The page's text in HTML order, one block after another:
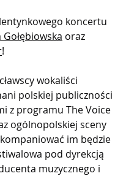
koncertu
oraz
!
wokaliści
polskiej publiczności
z programu The Voice
ogólnopolskiej sceny
im będzie
pod dyrekcją
muzycznego i